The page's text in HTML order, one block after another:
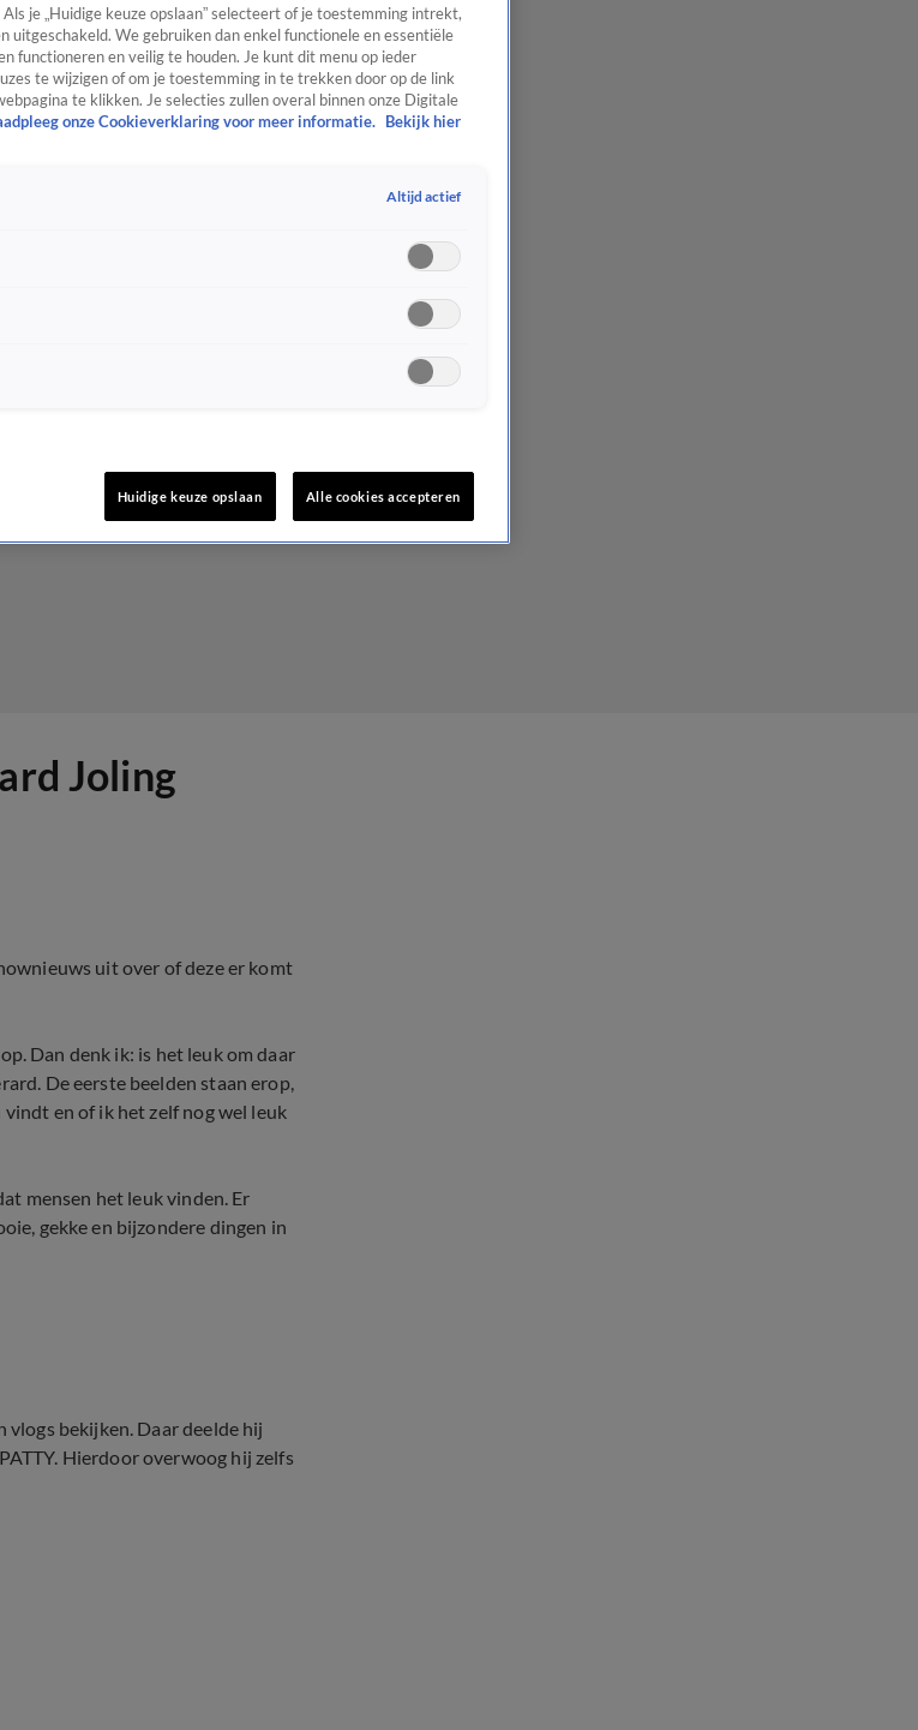
Joling
uit over of deze er komt
Dan denk ik: is het leuk om daar
De eerste beelden staan erop,
en of ik het zelf nog wel leuk
mensen het leuk vinden. Er
gekke en bijzondere dingen in
bekijken. Daar deelde hij
Hierdoor overwoog hij zelfs
je „Huidige keuze opslaan” selecteert of je toestemming intrekt,
uitgeschakeld. We gebruiken dan enkel functionele en essentiële
functioneren en veilig te houden. Je kunt dit menu op ieder
te wijzigen of om je toestemming in te trekken door op de link
te klikken. Je selecties zullen overal binnen onze Digitale
onze Cookieverklaring voor meer informatie.
Bekijk hier
Altijd actief
Huidige keuze opslaan Alle cookies accepteren